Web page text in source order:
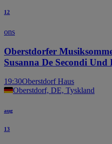
12
ons
Oberstdorfer
Susanna De Secondi
19:30Oberstdorf Haus
Oberstdorf, DE, Tyskland
aug
13